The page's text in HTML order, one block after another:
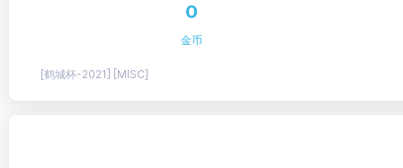
0
金币
[鹤城杯-2021] [MISC]